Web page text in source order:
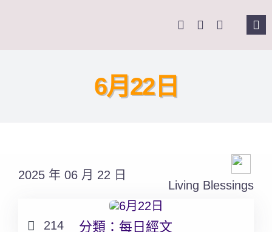
課程報名
6月22日
2025 年 06 月 22 日
Living Blessings
214 分類： 每日經文